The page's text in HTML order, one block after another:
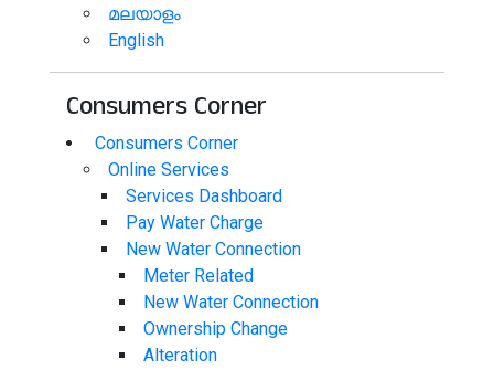
മലയാളം
English
Consumers Corner
Consumers Corner
Online Services
Services Dashboard
Pay Water Charge
New Water Connection
Meter Related
New Water Connection
Ownership Change
Alteration